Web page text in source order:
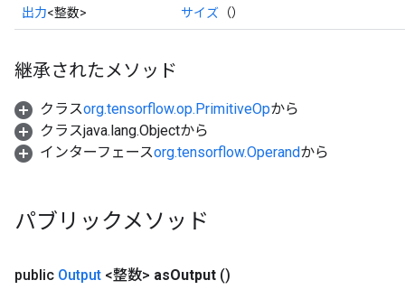
出力<整数> サイズ （）
継承されたメソッド
クラスorg.tensorflow.op.PrimitiveOpから
クラスjava.lang.Objectから
インターフェースorg.tensorflow.Operandから
パブリックメソッド
public Output <整数> asOutput ()